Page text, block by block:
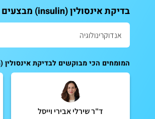
בדיקת אינסולין (insulin) מבצעים רק אצל מומחים. לקביעת תור לייעוץ:
המומחים הכי מבוקשים לבדיקת אינסולין (insulin):
ד"ר שירלי אבירי וייסל